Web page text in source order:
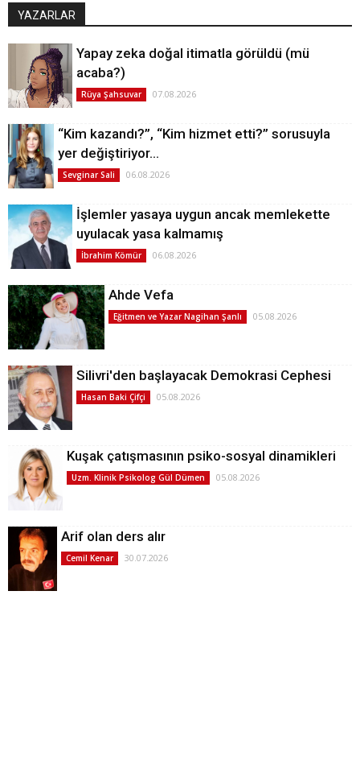
YAZARLAR
Yapay zeka doğal itimatla görüldü (mü
acaba?)
Rüya Şahsuvar 07.08.2026
“Kim kazandı?”, “Kim hizmet etti?” sorusuyla
yer değiştiriyor…
Sevginar Sali 06.08.2026
İşlemler yasaya uygun ancak memlekette
uyulacak yasa kalmamış
İbrahim Kömür 06.08.2026
Ahde Vefa
Eğitmen ve Yazar Nagihan Şanlı 05.08.2026
Silivri'den başlayacak Demokrasi Cephesi
Hasan Baki Çifçi 05.08.2026
Kuşak çatışmasının psiko-sosyal dinamikleri
Uzm. Klinik Psikolog Gül Dümen 05.08.2026
Arif olan ders alır
Cemil Kenar 30.07.2026